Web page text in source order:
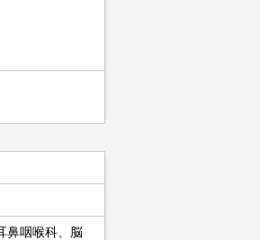
鼻咽喉科、脳